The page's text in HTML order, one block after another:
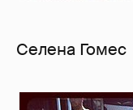
Селена Гомес